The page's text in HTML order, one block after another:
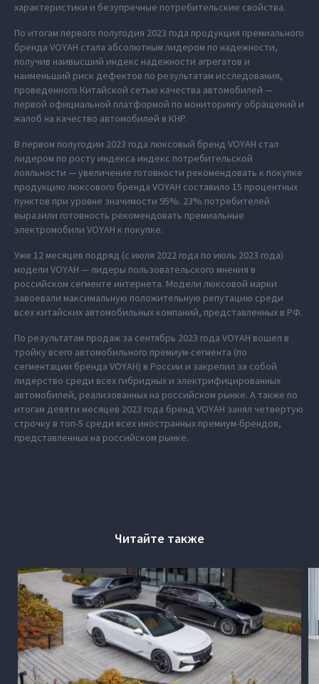
характеристики и безупречные потребительские свойства.
По итогам первого полугодия 2023 года продукция премиального
бренда VOYAH стала абсолютным лидером по надежности,
получив наивысший индекс надежности агрегатов и
наименьший риск дефектов по результатам исследования,
проведенного Китайской сетью качества автомобилей —
первой официальной платформой по мониторингу обращений и
жалоб на качество автомобилей в КНР.
В первом полугодии 2023 года люксовый бренд VOYAH стал
лидером по росту индекса индекс потребительской
лояльности — увеличение готовности рекомендовать к покупке
продукцию люксового бренда VOYAH составило 15 процентных
пунктов при уровне значимости 95%. 23% потребителей
выразили готовность рекомендовать премиальные
электромобили VOYAH к покупке.
Уже 12 месяцев подряд (с июля 2022 года по июль 2023 года)
модели VOYAH — лидеры пользовательского мнения в
российском сегменте интернета. Модели люксовой марки
завоевали максимальную положительную репутацию среди
всех китайских автомобильных компаний, представленных в РФ.
По результатам продаж за сентябрь 2023 года VOYAH вошел в
тройку всего автомобильного премиум-сегмента (по
сегментации бренда VOYAH) в России и закрепил за собой
лидерство среди всех гибридных и электрифицированных
автомобилей, реализованных на российском рынке. А также по
итогам девяти месяцев 2023 года бренд VOYAH занял четвертую
строчку в топ-5 среди всех иностранных премиум-брендов,
представленных на российском рынке.
Читайте также